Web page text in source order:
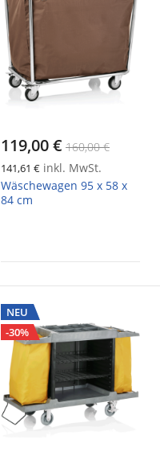
119,00 € 160,00 €
141,61 € inkl. MwSt.
Wäschewagen 95 x 58 x
84 cm
NEU
-30%